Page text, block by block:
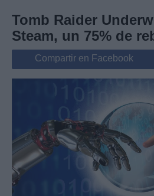
Internacional
Viajes
Tomb Raider
Steam, un 75% de
Compartir en Facebook